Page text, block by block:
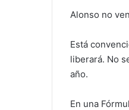
Alonso no
Está
liberará. No
año.
En una